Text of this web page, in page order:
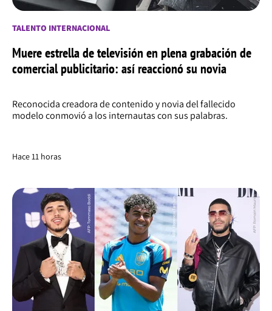
TALENTO INTERNACIONAL
Muere estrella de televisión en plena grabación de
comercial publicitario: así reaccionó su novia
Reconocida creadora de contenido y novia del fallecido
modelo conmovió a los internautas con sus palabras.
Hace 11 horas